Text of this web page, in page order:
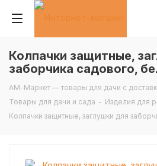
Колпачки защитные,
заборчика садового,
АМ-Маркет — товары для дачи с
Товары для дачи и сада - Изделия для
Колпачки защитные, заглушки для